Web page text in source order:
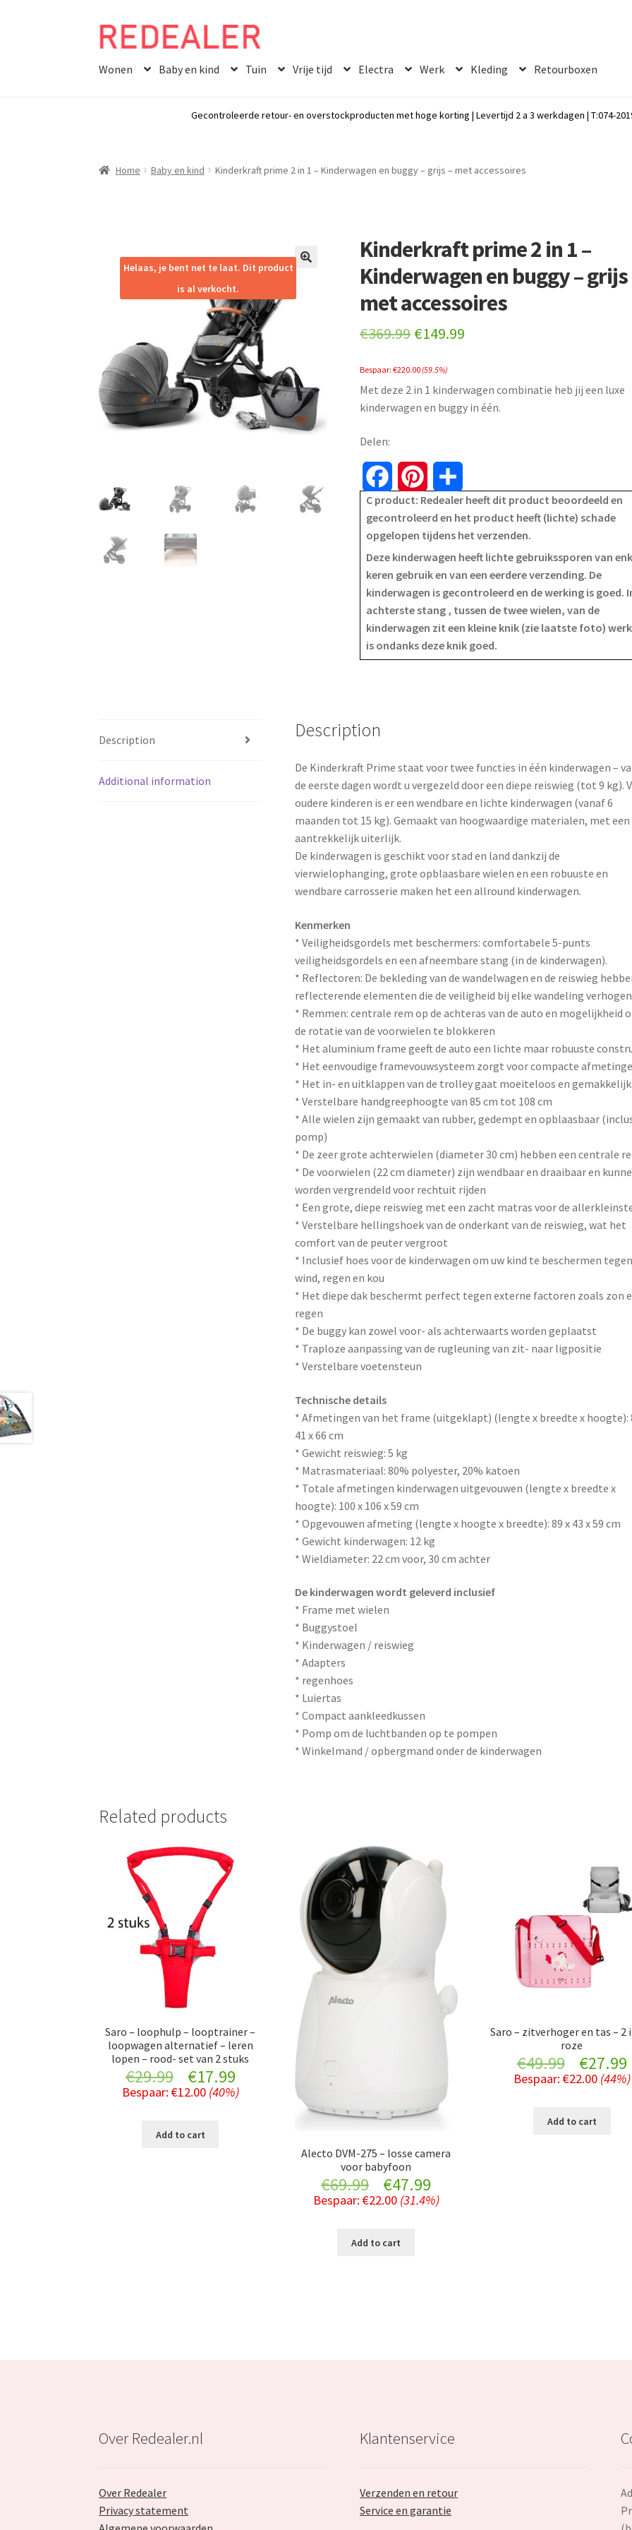
Skip
navigation
Skip
content
Wonen Baby en kind Tuin Vrije tijd Electra Werk Kleding Retourboxen
Gecontroleerde retour- en overstockproducten met hoge korting | Levertijd 2 a 3 werkdagen | T:074-
Home Baby en kind Kinderkraft prime 2 in 1 – Kinderwagen en buggy – grijs – met accessoires
Helaas, je bent net te laat. Dit product
is al verkocht.
Kinderkraft prime 2 in 1 –
Kinderwagen en buggy – grijs
met accessoires
€369.99 Original
was:
€369.99.
€149.99
is:
€149.99.
Bespaar:€220.00(59.5%)
Met deze 2 in 1 kinderwagen combinatie heb jij een luxe
kinderwagen en buggy in één.
Delen:
a
c
e
b
o
o
i
n
t
e
r
e
h
a
r
e
C product: Redealer heeft dit product beoordeeld en
gecontroleerd en het product heeft (lichte) schade
opgelopen tijdens het verzenden.
Deze kinderwagen heeft lichte gebruikssporen van
keren gebruik en van een eerdere verzending. De
kinderwagen is gecontroleerd en de werking is goed.
achterste stang , tussen de twee wielen, van de
kinderwagen zit een kleine knik (zie laatste foto)
is ondanks deze knik goed.
Description
Additional information
Description
De Kinderkraft Prime staat voor twee functies in één kinderwagen –
de eerste dagen wordt u vergezeld door een diepe reiswieg (tot 9 kg).
oudere kinderen is er een wendbare en lichte kinderwagen (vanaf 6
maanden tot 15 kg). Gemaakt van hoogwaardige materialen, met een
aantrekkelijk uiterlijk.
De kinderwagen is geschikt voor stad en land dankzij de
vierwielophanging, grote opblaasbare wielen en een robuuste en
wendbare carrosserie maken het een allround kinderwagen.
Kenmerken
* Veiligheidsgordels met beschermers: comfortabele 5-punts
veiligheidsgordels en een afneembare stang (in de kinderwagen).
* Reflectoren: De bekleding van de wandelwagen en de reiswieg
reflecterende elementen die de veiligheid bij elke wandeling verhogen
* Remmen: centrale rem op de achteras van de auto en mogelijkheid
de rotatie van de voorwielen te blokkeren
* Het aluminium frame geeft de auto een lichte maar robuuste
* Het eenvoudige framevouwsysteem zorgt voor compacte
* Het in- en uitklappen van de trolley gaat moeiteloos en gemakkelijk
* Verstelbare handgreephoogte van 85 cm tot 108 cm
* Alle wielen zijn gemaakt van rubber, gedempt en opblaasbaar
pomp)
* De zeer grote achterwielen (diameter 30 cm) hebben een centrale
* De voorwielen (22 cm diameter) zijn wendbaar en draaibaar en
worden vergrendeld voor rechtuit rijden
* Een grote, diepe reiswieg met een zacht matras voor de
* Verstelbare hellingshoek van de onderkant van de reiswieg, wat het
comfort van de peuter vergroot
* Inclusief hoes voor de kinderwagen om uw kind te beschermen tegen
wind, regen en kou
* Het diepe dak beschermt perfect tegen externe factoren zoals zon
regen
* De buggy kan zowel voor- als achterwaarts worden geplaatst
* Traploze aanpassing van de rugleuning van zit- naar ligpositie
* Verstelbare voetensteun
Technische details
* Afmetingen van het frame (uitgeklapt) (lengte x breedte x hoogte):
41 x 66 cm
* Gewicht reiswieg: 5 kg
* Matrasmateriaal: 80% polyester, 20% katoen
* Totale afmetingen kinderwagen uitgevouwen (lengte x breedte x
hoogte): 100 x 106 x 59 cm
* Opgevouwen afmeting (lengte x hoogte x breedte): 89 x 43 x 59 cm
* Gewicht kinderwagen: 12 kg
* Wieldiameter: 22 cm voor, 30 cm achter
De kinderwagen wordt geleverd inclusief
* Frame met wielen
* Buggystoel
* Kinderwagen / reiswieg
* Adapters
* regenhoes
* Luiertas
* Compact aankleedkussen
* Pomp om de luchtbanden op te pompen
* Winkelmand / opbergmand onder de kinderwagen
Related products
Saro – loophulp – looptrainer –
loopwagen alternatief – leren
lopen – rood- set van 2 stuks
€29.99
Original
price
was:
€17.99Current
price
Bespaar: €12.00 (40%)
Add to cart
Alecto DVM-275 – losse camera
voor babyfoon
€69.99
Original
price
was:
€47.99
price
Bespaar: €22.00 (31.4%)
Add to cart
Saro – zitverhoger en tas – 2
roze
€49.99
Original
price
was:
€27.99
Bespaar: €22.00 (44%)
Add to cart
Over Redealer.nl
Over Redealer
Privacy statement
Klantenservice
Verzenden en retour
Service en garantie